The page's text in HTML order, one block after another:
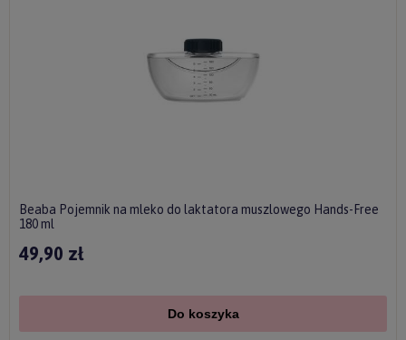
Beaba Pojemnik na mleko do laktatora muszlowego Hands-Free
180 ml
49,90 zł
Do koszyka